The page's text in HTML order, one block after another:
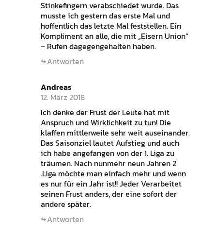
Stinkefingern verabschiedet wurde. Das
musste ich gestern das erste Mal und
hoffentlich das letzte Mal feststellen. Ein
Kompliment an alle, die mit „Eisern Union“
– Rufen dagegengehalten haben.
Antworten
Andreas
12. März 2018
Ich denke der Frust der Leute hat mit
Anspruch und Wirklichkeit zu tun! Die
klaffen mittlerweile sehr weit auseinander.
Das Saisonziel lautet Aufstieg und auch
ich habe angefangen von der 1. Liga zu
träumen. Nach nunmehr neun Jahren 2
.Liga möchte man einfach mehr und wenn
es nur für ein Jahr ist!! Jeder Verarbeitet
seinen Frust anders, der eine sofort der
andere später.
Antworten